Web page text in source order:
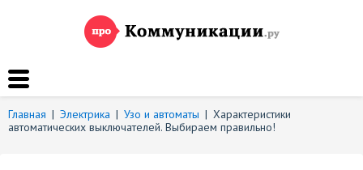
Главная | Электрика | Узо и автоматы | Характеристики
автоматических выключателей. Выбираем правильно!